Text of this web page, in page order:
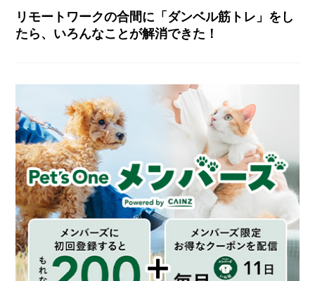
リモートワークの合間に「ダンベル筋トレ」をし
たら、いろんなことが解消できた！